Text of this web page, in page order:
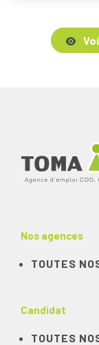
Nos agences
TOUTES
Candidat
TOUTES